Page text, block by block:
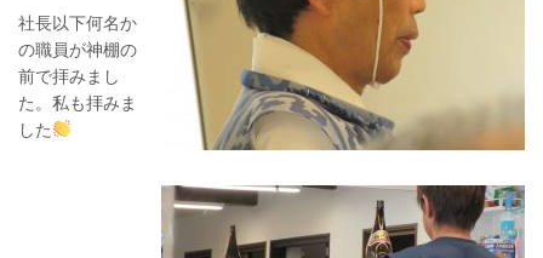
社長以下何名か
の職員が神棚の
前で拝みまし
た。私も拝みま
した